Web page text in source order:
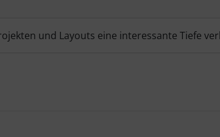
und Layouts eine interessante Tiefe